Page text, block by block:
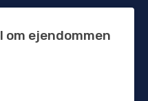
ejendommen